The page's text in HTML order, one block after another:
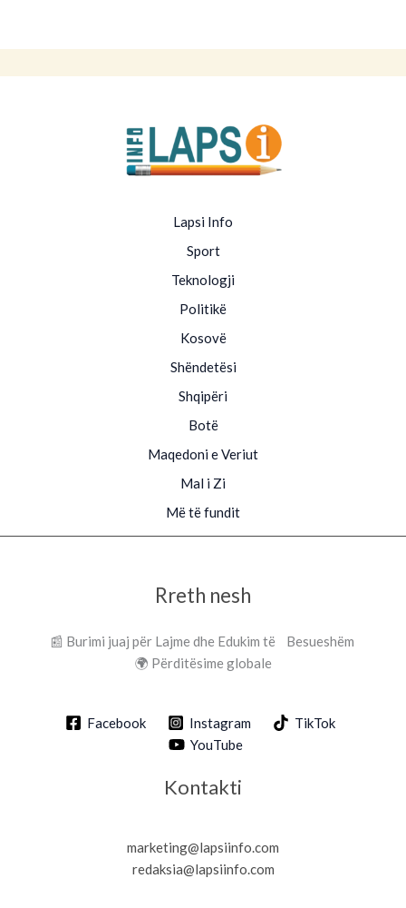
Lapsi Info
Sport
Teknologji
Politikë
Kosovë
Shëndetësi
Shqipëri
Botë
Maqedoni e Veriut
Mal i Zi
Më të fundit
Rreth nesh
📰 Burimi juaj për Lajme dhe Edukim të Besueshëm
🌍 Përditësime globale
Facebook Instagram
TikTok
YouTube
Kontakti
marketing@lapsiinfo.com
redaksia@lapsiinfo.com